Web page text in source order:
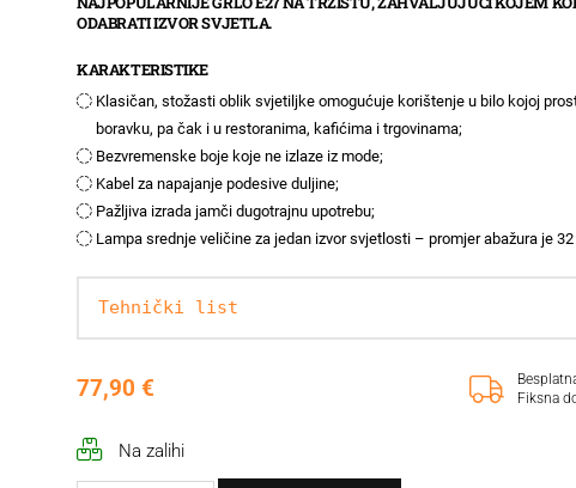
ODABRATI IZVOR SVJETLA.
KARAKTERISTIKE
Klasičan, stožasti oblik svjetiljke omogućuje korištenje u bilo kojoj
boravku, pa čak i u restoranima, kafićima i trgovinama;
Bezvremenske boje koje ne izlaze iz mode;
Kabel za napajanje podesive duljine;
Pažljiva izrada jamči dugotrajnu upotrebu;
Lampa srednje veličine za jedan izvor svjetlosti – promjer abažura je
Tehnički list
77,90€
Fiksna
Na zalihi